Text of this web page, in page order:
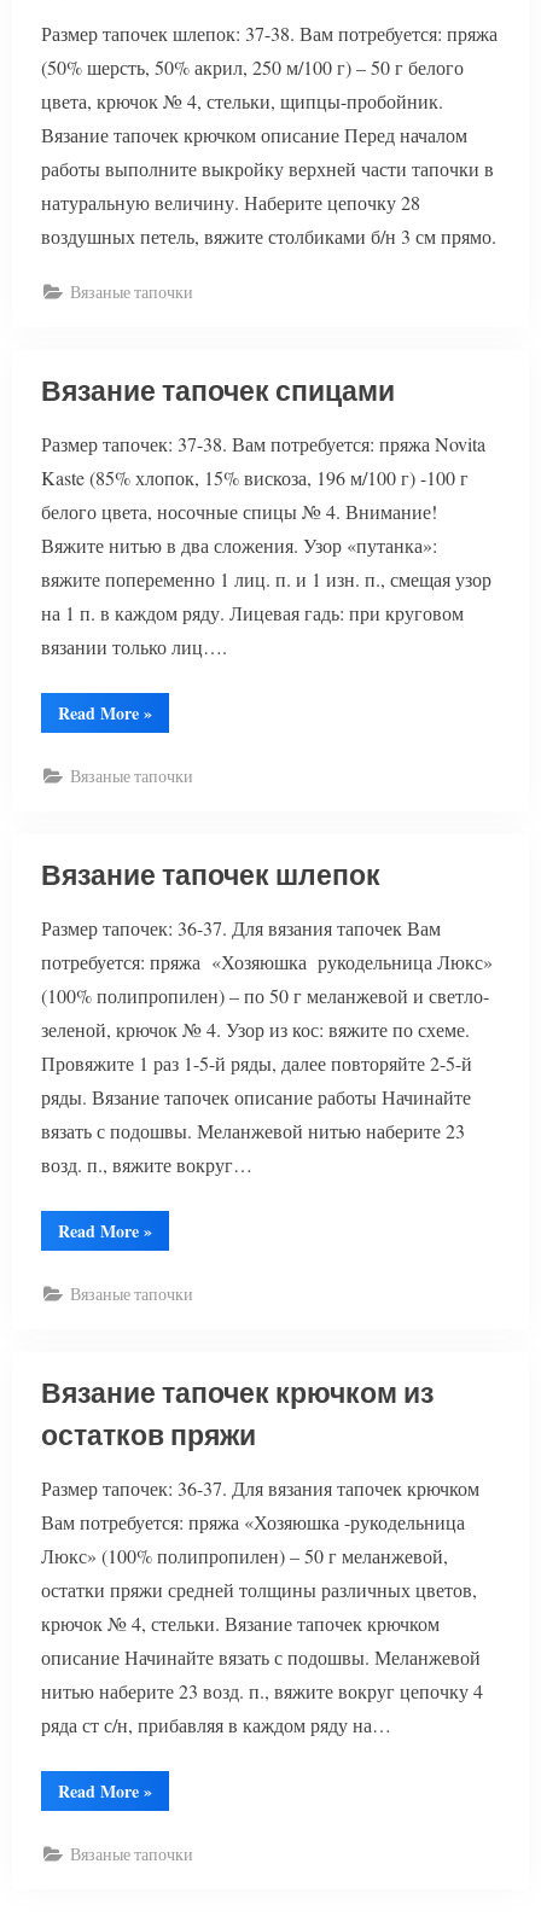
Размер тапочек шлепок: 37-38. Вам потребуется: пряжа
(50% шерсть, 50% акрил, 250 м/100 г) – 50 г белого
цвета, крючок № 4, стельки, щипцы-пробойник.
Вязание тапочек крючком описание Перед началом
работы выполните выкройку верхней части тапочки в
натуральную величину. Наберите цепочку 28
воздушных петель, вяжите столбиками б/н 3 см прямо.
Вязаные тапочки
Вязание тапочек спицами
Размер тапочек: 37-38. Вам потребуется: пряжа Novita
Kaste (85% хлопок, 15% вискоза, 196 м/100 г) -100 г
белого цвета, носочные спицы № 4. Внимание!
Вяжите нитью в два сложения. Узор «путанка»:
вяжите попеременно 1 лиц. п. и 1 изн. п., смещая узор
на 1 п. в каждом ряду. Лицевая гадь: при круговом
вязании только лиц….
Read More“Вязание
тапочек
»
Вязаные тапочки
Вязание тапочек шлепок
Размер тапочек: 36-37. Для вязания тапочек Вам
потребуется: пряжа «Хозяюшка рукодельница Люкс»
(100% полипропилен) – по 50 г меланжевой и светло-
зеленой, крючок № 4. Узор из кос: вяжите по схеме.
Провяжите 1 раз 1-5-й ряды, далее повторяйте 2-5-й
ряды. Вязание тапочек описание работы Начинайте
вязать с подошвы. Меланжевой нитью наберите 23
возд. п., вяжите вокруг…
Read More“Вязание
тапочек
»
Вязаные тапочки
Вязание тапочек крючком из
остатков пряжи
Размер тапочек: 36-37. Для вязания тапочек крючком
Вам потребуется: пряжа «Хозяюшка -рукодельница
Люкс» (100% полипропилен) – 50 г меланжевой,
остатки пряжи средней толщины различных цветов,
крючок № 4, стельки. Вязание тапочек крючком
описание Начинайте вязать с подошвы. Меланжевой
нитью наберите 23 возд. п., вяжите вокруг цепочку 4
ряда ст с/н, прибавляя в каждом ряду на…
Read More“Вязание
тапочек
остатков
»
Вязаные тапочки